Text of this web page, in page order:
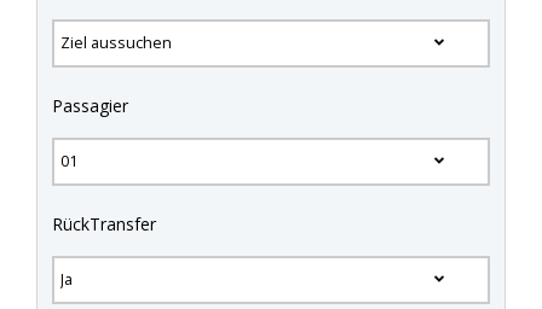
Passagier
RückTransfer